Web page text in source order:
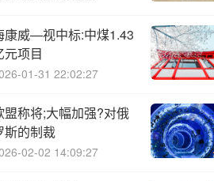
康威—视中标:中煤1.43
元项目
01-31 22:02:27
盟称将;大幅加强?对俄
斯的制裁
02-02 14:09:27